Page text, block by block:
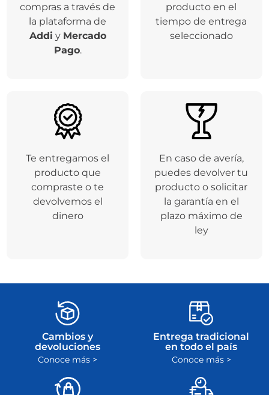
compras a través de
la plataforma de
Addi y Mercado
Pago.
producto en el
tiempo de entrega
seleccionado
Te entregamos el
producto que
compraste o te
devolvemos el
dinero
En caso de avería,
puedes devolver tu
producto o solicitar
la garantía en el
plazo máximo de
ley
Cambios y
devoluciones
Conoce más >
Entrega tradicional
en todo el país
Conoce más >